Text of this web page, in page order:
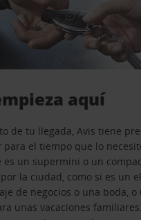
aquí
de tu llegada, Avis tiene
el tiempo que lo
es un supermini o un
la ciudad, como si es un
de negocios o una boda, o
unas vacaciones